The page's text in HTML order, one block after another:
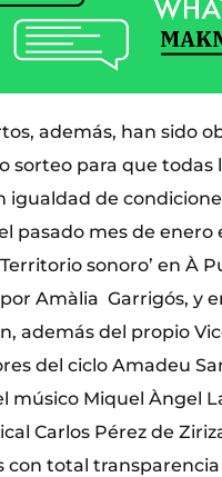
además, han sido
sorteo para que todas
igualdad de
pasado mes de enero
sonoro’ en À
Amàlia Garrigós, y
además del propio
del ciclo Amadeu
músico Miquel Àngel
Carlos Pérez de
con total transparencia